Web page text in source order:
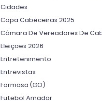
Cidades
Copa Cabeceiras 2025
Câmara De Vereadores De
Eleições 2026
Entretenimento
Entrevistas
Formosa (GO)
Futebol Amador